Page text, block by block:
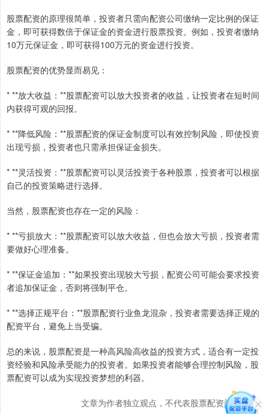
股票配资的原理很简单，投资者只需向配资公司缴纳一定比例的保证
金，即可获得数倍于保证金的资金进行股票投资。例如，投资者缴纳
10万元保证金，即可获得100万元的资金进行投资。
股票配资的优势显而易见：
* **放大收益：**股票配资可以放大投资者的收益，让投资者在短时间
内获得可观的回报。
* **降低风险：**股票配资的保证金制度可以有效控制风险，即使投资
出现亏损，投资者也只需承担保证金损失。
* **灵活投资：**股票配资可以灵活投资于各种股票，投资者可以根据
自己的投资策略进行选择。
当然，股票配资也存在一定的风险：
* **亏损放大：**股票配资可以放大收益，但也会放大亏损，投资者需
要做好心理准备。
* **保证金追加：**如果投资出现较大亏损，配资公司可能会要求投资
者追加保证金，否则将强制平仓。
* **选择正规平台：**股票配资行业鱼龙混杂，投资者需要选择正规的
配资平台，避免上当受骗。
总的来说，股票配资是一种高风险高收益的投资方式，适合有一定投
资经验和风险承受能力的投资者。如果投资者能够合理控制风险，股
票配资可以成为实现投资梦想的利器。
文章为作者独立观点，不代表股票配资门户观点